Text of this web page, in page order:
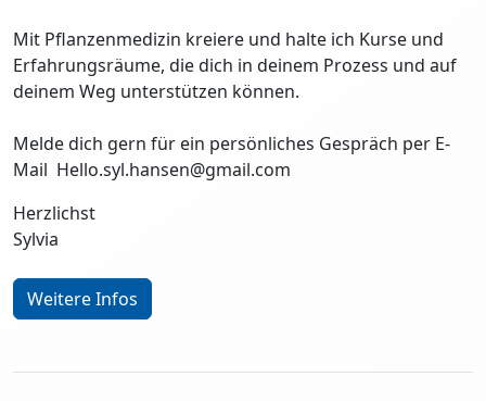
Mit Pflanzenmedizin kreiere und halte ich Kurse und
Erfahrungsräume, die dich in deinem Prozess und auf
deinem Weg unterstützen können.
Melde dich gern für ein persönliches Gespräch per E-
Mail Hello.syl.hansen@gmail.com
Herzlichst
Sylvia
Weitere Infos